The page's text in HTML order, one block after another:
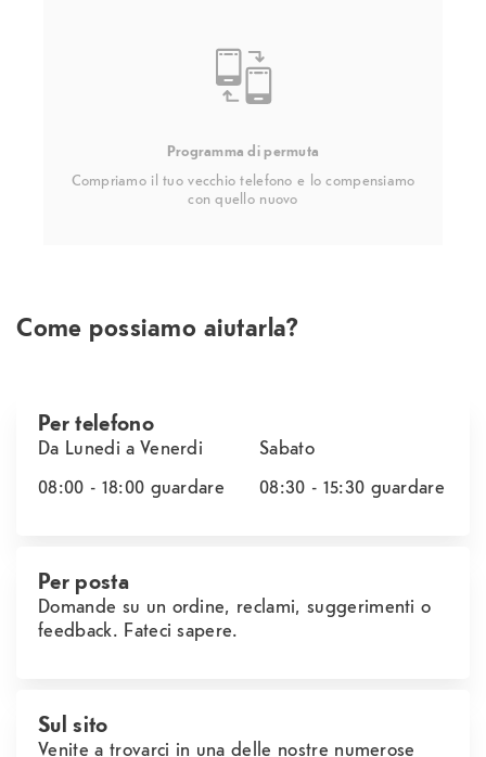
Programma di permuta
Compriamo il tuo vecchio telefono e lo compensiamo
con quello nuovo
Come possiamo aiutarla?
Per telefono
Da Lunedi a Venerdi
08:00 - 18:00 guardare
Sabato
08:30 - 15:30 guardare
Per posta
Domande su un ordine, reclami, suggerimenti o
feedback. Fateci sapere.
Sul sito
Venite a trovarci in una delle nostre numerose